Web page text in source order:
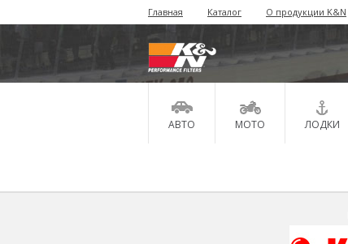
Главная Каталог О продукции K&N
АВТО МОТО ЛОДКИ